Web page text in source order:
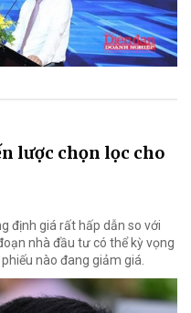
lược chọn lọc cho
định giá rất hấp dẫn so với
nhà đầu tư có thể kỳ vọng
nào đang giảm giá.